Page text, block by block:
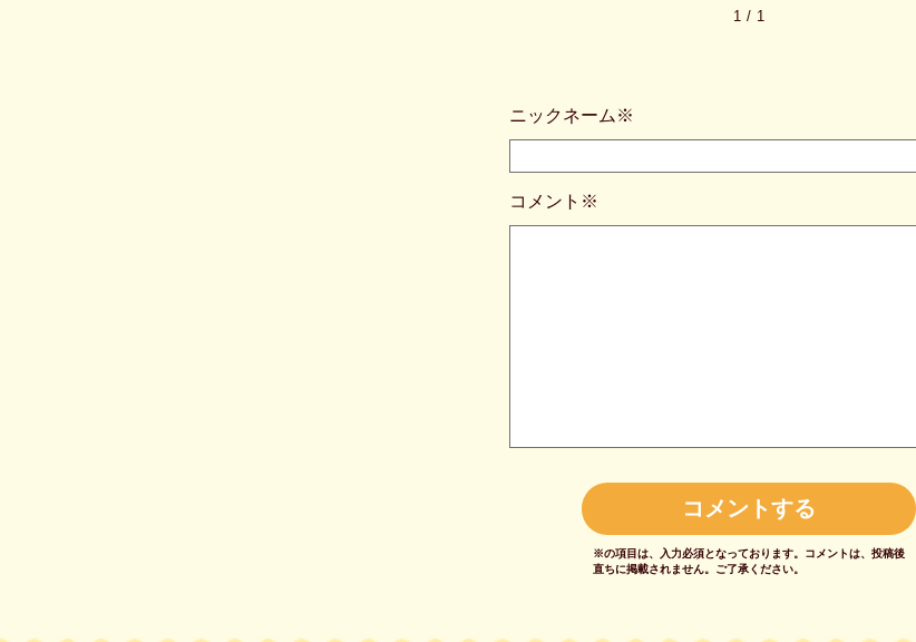
1 / 1
ニックネーム※
コメント※
※の項目は、入力必須となっております。 コメントは、投稿後
直ちに掲載されません。 ご了承ください。